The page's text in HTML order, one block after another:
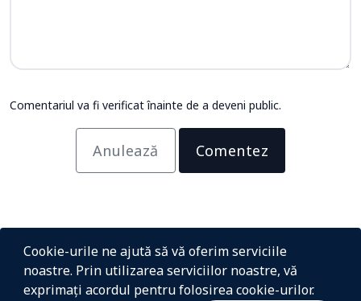
Comentariul va fi verificat înainte de a deveni public.
Anulează Comentez
Cookie-urile ne ajută să vă oferim serviciile
noastre. Prin utilizarea serviciilor noastre, vă
exprimați acordul pentru folosirea cookie-urilor.